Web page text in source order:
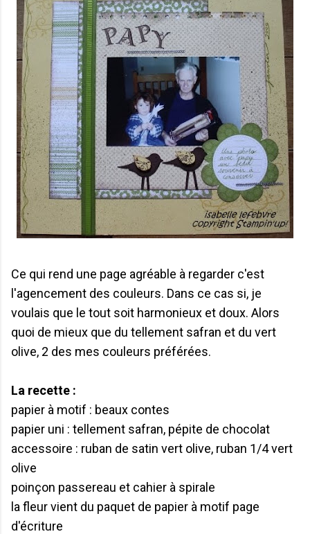
Ce qui rend une page agréable à regarder c'est
l'agencement des couleurs. Dans ce cas si, je
voulais que le tout soit harmonieux et doux. Alors
quoi de mieux que du tellement safran et du vert
olive, 2 des mes couleurs préférées.
La recette :
papier à motif : beaux contes
papier uni : tellement safran, pépite de chocolat
accessoire : ruban de satin vert olive, ruban 1/4 vert
olive
poinçon passereau et cahier à spirale
la fleur vient du paquet de papier à motif page
d'écriture